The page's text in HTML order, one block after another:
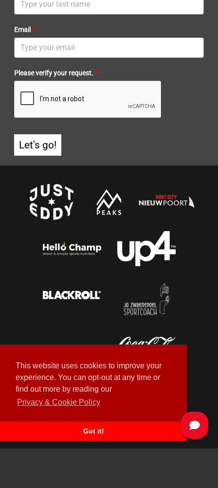
This website uses cookies to improve your
experience. You can opt-out at any time or
find out more by reading our
Privacy & Cookie Policy
Got it!
Email *
Please verify your request. *
Let's go!